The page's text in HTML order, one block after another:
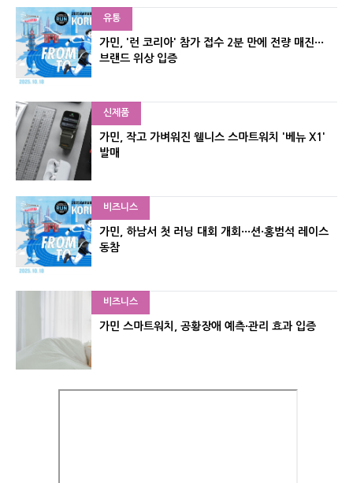
유통
가민, '런 코리아' 참가 접수 2분 만에 전량 매진···
브랜드 위상 입증
신제품
가민, 작고 가벼워진 웰니스 스마트워치 '베뉴 X1'
발매
비즈니스
가민, 하남서 첫 러닝 대회 개회···션·홍범석 레이스
동참
비즈니스
가민 스마트워치, 공황장애 예측·관리 효과 입증